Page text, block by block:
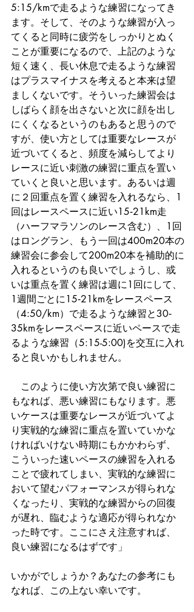
5:15/kmで走るような練習になってき
ます。そして、そのような練習が入っ
てくると同時に疲労をしっかりとぬく
ことが重要になるので、上記のような
短く速く、長い休息で走るような練習
はプラスマイナスを考えると本来は望
ましくないです。そういった練習会は
しばらく顔を出さないと次に顔を出し
にくくなるというのもあると思うので
すが、使い方としては重要なレースが
近づいてくると、頻度を減らしてより
レースに近い刺激の練習に重点を置い
ていくと良いと思います。あるいは週
に２回重点を置く練習を入れるなら、1
回はレースペースに近い15‐21km走
（ハーフマラソンのレース含む）、1回
はロングラン、もう一回は400m20本の
練習会に参会して200m20本を補助的に
入れるというのも良いでしょうし、或
いは重点を置く練習は週に1回にして、
1週間ごとに15‐21kmをレースペース
（4:50/km）で走るような練習と30‐
35kmをレースペースに近いペースで走
るような練習（5:15-5:00)を交互に入れ
ると良いかもしれません。
このように使い方次第で良い練習に
もなれば、悪い練習にもなります。悪
いケースは重要なレースが近づいてよ
り実戦的な練習に重点を置いていかな
ければいけない時期にもかかわらず、
こういった速いペースの練習を入れる
ことで疲れてしまい、実戦的な練習に
おいて望むパフォーマンスが得られな
くなったり、実戦的な練習からの回復
が遅れ、臨むような適応が得られなか
った時です。ここにさえ注意すれば、
良い練習になるはずです」
いかがでしょうか？あなたの参考にも
なれば、この上ない幸いです。